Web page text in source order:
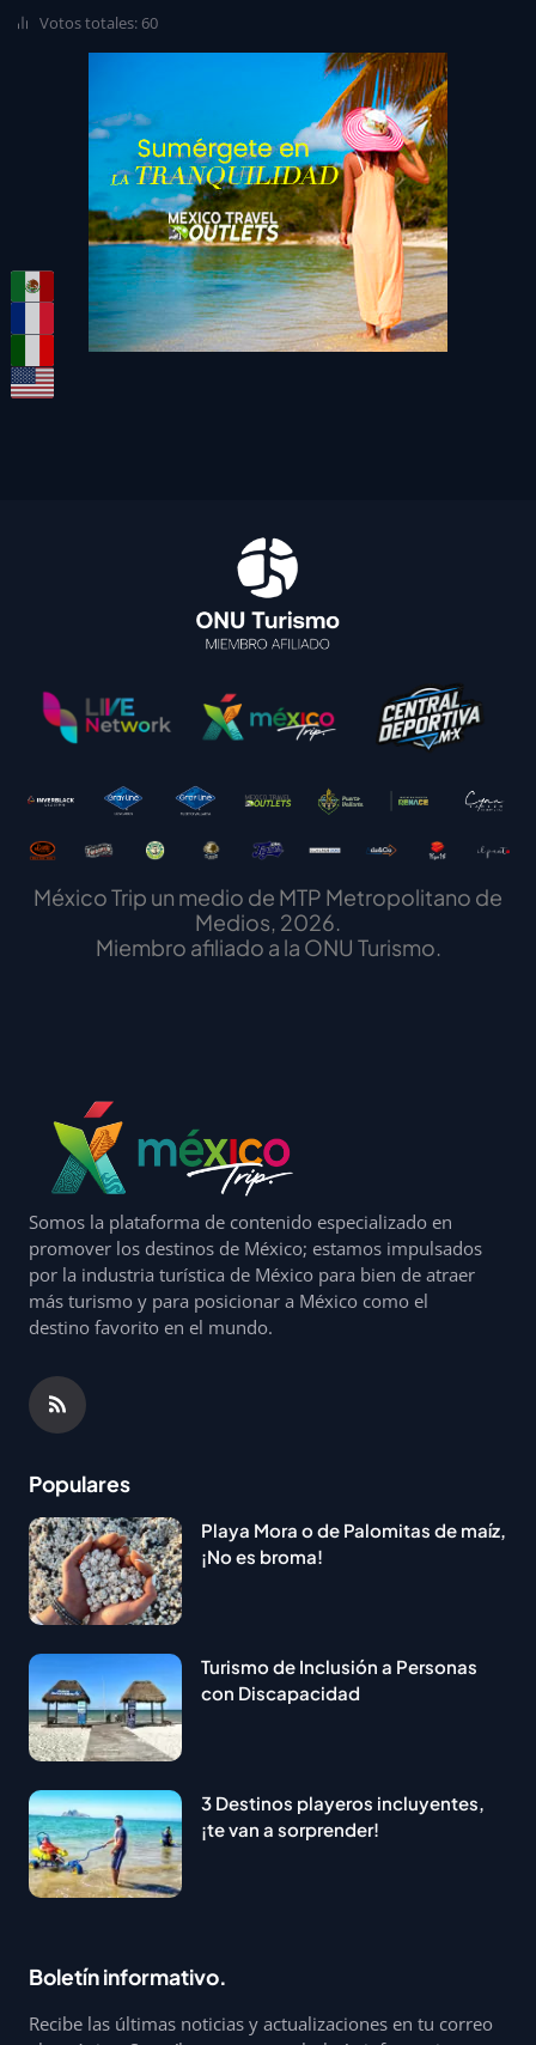
Votos totales: 60
México Trip un medio de MTP Metropolitano de
Medios, 2026.
Miembro afiliado a la ONU Turismo.
Somos la plataforma de contenido especializado en
promover los destinos de México; estamos impulsados
por la industria turística de México para bien de atraer
más turismo y para posicionar a México como el
destino favorito en el mundo.
Populares
Playa Mora o de Palomitas de maíz,
¡No es broma!
Turismo de Inclusión a Personas
con Discapacidad
3 Destinos playeros incluyentes,
¡te van a sorprender!
Boletín informativo.
Recibe las últimas noticias y actualizaciones en tu correo